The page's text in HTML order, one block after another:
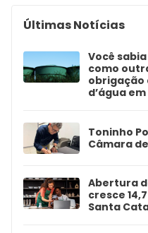
Últimas Notícias
Você
como
obrigação
d’água
Toninho
Câmara
Abertura
cresce
Santa